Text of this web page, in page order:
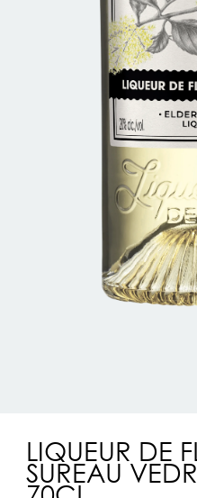
LIQUEUR DE
SUREAU